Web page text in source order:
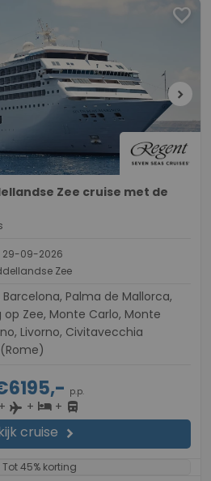
favorite
chevron_right
Zee cruise met de
29-09-2026
Zee
Zee, Monte Carlo, Monte
Livorno, Civitavecchia
p.p.
+ flight + hotel+ directions_bus
cruise chevron_right
45% korting